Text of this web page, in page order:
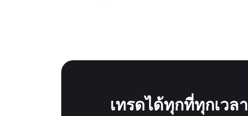
เทรดได้ทุกที่ทุกเวลา